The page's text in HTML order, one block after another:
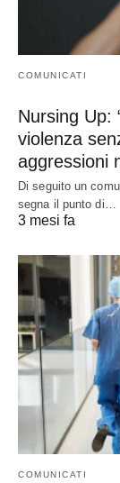
COMUNICATI
Nursing Up:
violenza
aggressioni
Di seguito un
segna il punto di…
3 mesi fa
COMUNICATI